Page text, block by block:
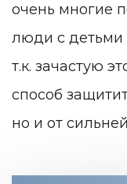
очень многие
люди с детьми
т.к. зачастую
способ
но и от